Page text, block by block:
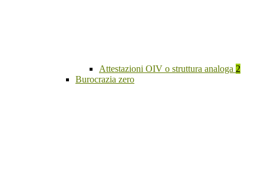
Attestazioni OIV o struttura analoga 2
Burocrazia zero